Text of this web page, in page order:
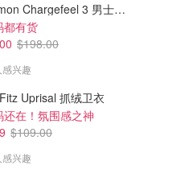
lululemon Chargefeel 3 男士运动鞋
都有货
$198.00
兴趣
Uprisal 抓绒卫衣
还在！氛围感之神
$109.00
兴趣